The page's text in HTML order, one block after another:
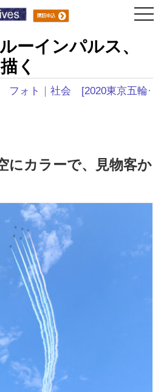
ーインパルス、
く
フォト ｜社会
[2020東京五輪·
にカラーで、見物客か